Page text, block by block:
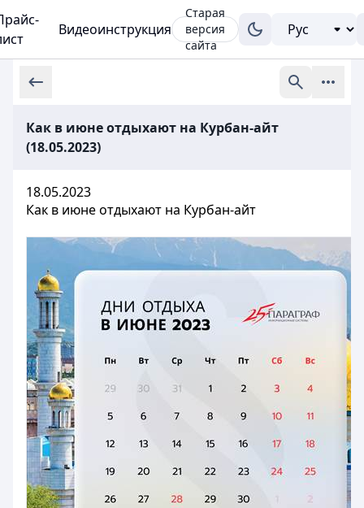
Видеоинструкция
Старая
версия
сайта
Как в июне отдыхают на Курбан-айт
(18.05.2023)
18.05.2023
Как в июне отдыхают на Курбан-айт